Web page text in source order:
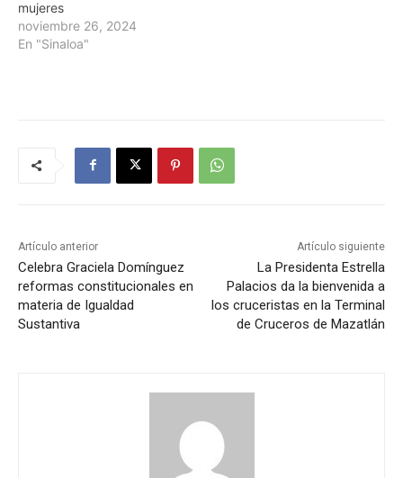
mujeres
noviembre 26, 2024
En "Sinaloa"
Artículo anterior
Celebra Graciela Domínguez
reformas constitucionales en
materia de Igualdad
Sustantiva
Artículo siguiente
La Presidenta Estrella
Palacios da la bienvenida a
los cruceristas en la Terminal
de Cruceros de Mazatlán